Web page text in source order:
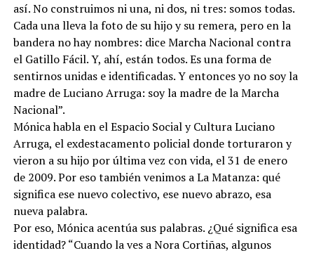
así. No construimos ni una, ni dos, ni tres: somos todas.
Cada una lleva la foto de su hijo y su remera, pero en la
bandera no hay nombres: dice Marcha Nacional contra
el Gatillo Fácil. Y, ahí, están todos. Es una forma de
sentirnos unidas e identificadas. Y entonces yo no soy la
madre de Luciano Arruga: soy la madre de la Marcha
Nacional”.
Mónica habla en el Espacio Social y Cultura Luciano
Arruga, el exdestacamento policial donde torturaron y
vieron a su hijo por última vez con vida, el 31 de enero
de 2009. Por eso también venimos a La Matanza: qué
significa ese nuevo colectivo, ese nuevo abrazo, esa
nueva palabra.
Por eso, Mónica acentúa sus palabras. ¿Qué significa esa
identidad? “Cuando la ves a Nora Cortiñas, algunos